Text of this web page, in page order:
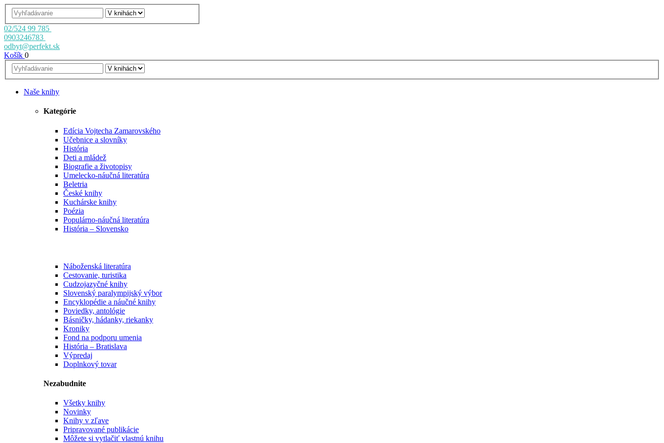
02/524 99 785
0903246783
odbyt@perfekt.sk
Košík 0
Naše knihy
Kategórie
Edícia Vojtecha Zamarovského
Učebnice a slovníky
História
Deti a mládež
Biografie a životopisy
Umelecko-náučná literatúra
Beletria
České knihy
Kuchárske knihy
Poézia
Populárno-náučná literatúra
História – Slovensko
Náboženská literatúra
Cestovanie, turistika
Cudzojazyčné knihy
Slovenský paralympijský výbor
Encyklopédie a náučné knihy
Poviedky, antológie
Básničky, hádanky, riekanky
Kroniky
Fond na podporu umenia
História – Bratislava
Výpredaj
Doplnkový tovar
Nezabudnite
Všetky knihy
Novinky
Knihy v zľave
Pripravované publikácie
Môžete si vytlačiť vlastnú knihu